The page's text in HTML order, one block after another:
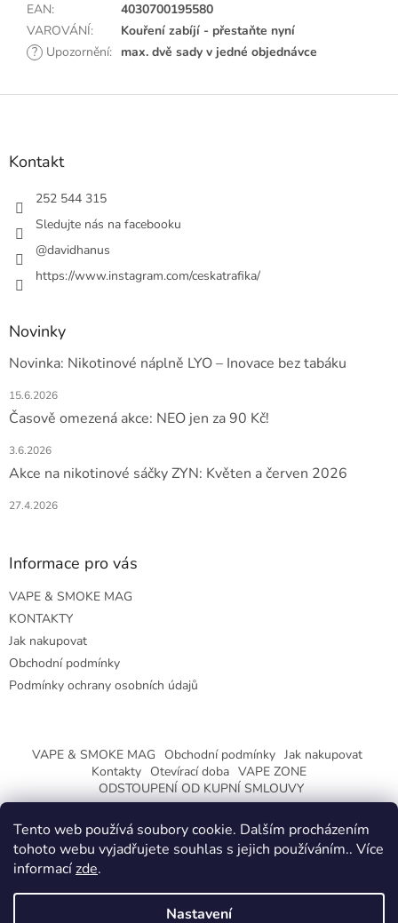
Tento web používá soubory cookie. Dalším procházením
tohoto webu vyjadřujete souhlas s jejich používáním.. Více
informacízde.
Nastavení
EAN:
4030700195580
VAROVÁNÍ:
Kouření zabíjí - přestaňte nyní
? Upozornění: max. dvě sady v jedné objednávce
Z
Kontakt
252 544 315
Sledujte nás na facebooku
@davidhanus
https://www.instagram.com/ceskatrafika/
Novinky
Novinka: Nikotinové náplně LYO – Inovace bez tabáku
15.6.2026
Časově omezená akce: NEO jen za 90 Kč!
3.6.2026
Akce na nikotinové sáčky ZYN: Květen a červen 2026
27.4.2026
Informace pro vás
VAPE & SMOKE MAG
KONTAKTY
Jak nakupovat
Obchodní podmínky
Podmínky ochrany osobních údajů
VAPE & SMOKE MAG Obchodní podmínky Jak nakupovat
Kontakty Otevírací doba VAPE ZONE
ODSTOUPENÍ OD KUPNÍ SMLOUVY